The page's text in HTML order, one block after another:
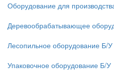
Оборудование для
Деревообрабатывающее
Лесопильное оборудование Б/У
Упаковочное оборудование Б/У